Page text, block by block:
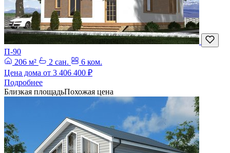
П-90
206 м²
2 сан.
6 ком.
Цена дома от 3 406 400 ₽
Подробнее
Близкая площадьПохожая цена